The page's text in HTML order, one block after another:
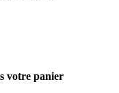
votre panier